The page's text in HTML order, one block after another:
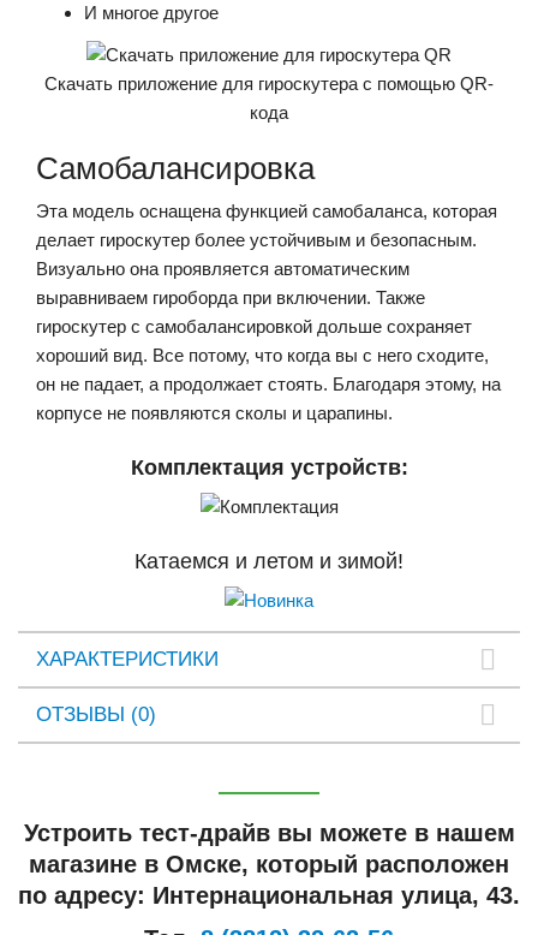
И многое другое
Скачать приложение для гироскутера с помощью QR-
кода
Самобалансировка
Эта модель оснащена функцией самобаланса, которая
делает гироскутер более устойчивым и безопасным.
Визуально она проявляется автоматическим
выравниваем гироборда при включении. Также
гироскутер с самобалансировкой дольше сохраняет
хороший вид. Все потому, что когда вы с него сходите,
он не падает, а продолжает стоять. Благодаря этому, на
корпусе не появляются сколы и царапины.
Комплектация устройств:
Катаемся и летом и зимой!
ХАРАКТЕРИСТИКИ
ОТЗЫВЫ (0)
Устроить тест-драйв вы можете в нашем
магазине в Омске, который расположен
по адресу: Интернациональная улица, 43.